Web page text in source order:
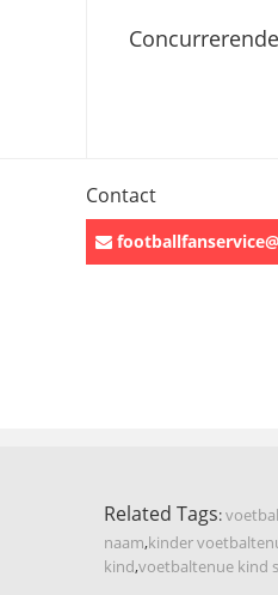
Contact
Related Tags:
naam,kinder
kind,voetbaltenue kind